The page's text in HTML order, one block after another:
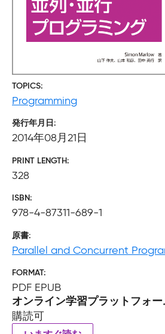
TOPICS
Programming
発行年月日
2014年08月21日
PRINT LENGTH
328
ISBN
978-4-87311-689-1
原書
Parallel and Concurrent
FORMAT
PDF EPUB
オンライン学習プラットフォー
購読可